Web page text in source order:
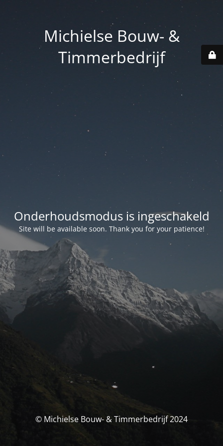
Michielse Bouw- &
Timmerbedrijf
Onderhoudsmodus is ingeschakeld
Site will be available soon. Thank you for your patience!
© Michielse Bouw- & Timmerbedrijf 2024